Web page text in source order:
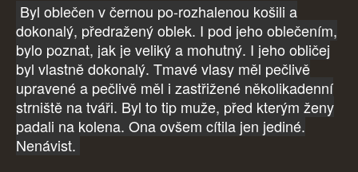
Byl oblečen v černou po-rozhalenou košili a
dokonalý, předražený oblek. I pod jeho oblečením,
bylo poznat, jak je veliký a mohutný. I jeho obličej
byl vlastně dokonalý. Tmavé vlasy měl pečlivě
upravené a pečlivě měl i zastřižené několikadenní
strniště na tváři. Byl to tip muže, před kterým ženy
padali na kolena. Ona ovšem cítila jen jediné.
Nenávist.